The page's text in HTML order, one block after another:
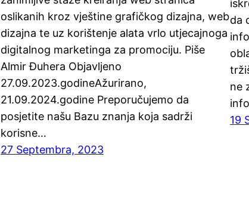
oslikanih kroz vještine grafičkog dizajna, web
dizajna te uz korištenje alata vrlo utjecajnoga
digitalnog marketinga za promociju. Piše
Almir Đuhera Objavljeno
27.09.2023.godineAžurirano,
21.09.2024.godine Preporučujemo da
posjetite našu Bazu znanja koja sadrži
korisne…
27 Septembra, 2023
da
ne
19